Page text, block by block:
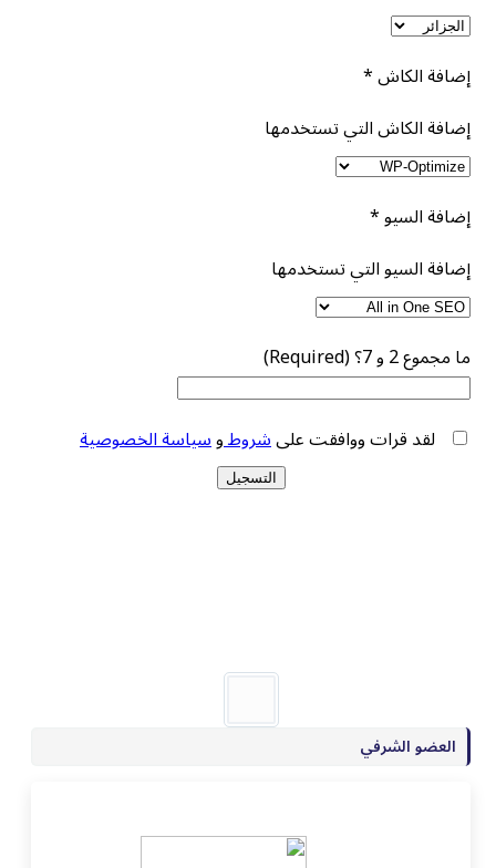
إضافة الكاش*
إضافة الكاش التي تستخدمها
إضافة السيو*
إضافة السيو التي تستخدمها
ما مجموع 2 و 7؟ (Required)
لقد قرات ووافقت علىشروطوسياسة الخصوصية
العضو الشرفي